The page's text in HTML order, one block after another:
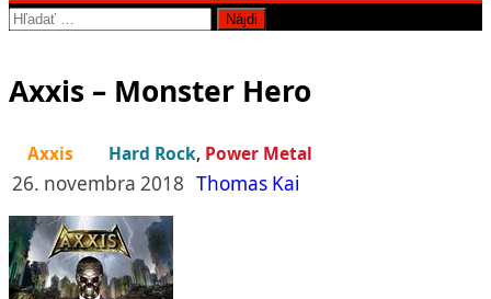
Hľadať:
Axxis – Monster Hero
Axxis Hard Rock, Power Metal
26. novembra 2018 Thomas Kai